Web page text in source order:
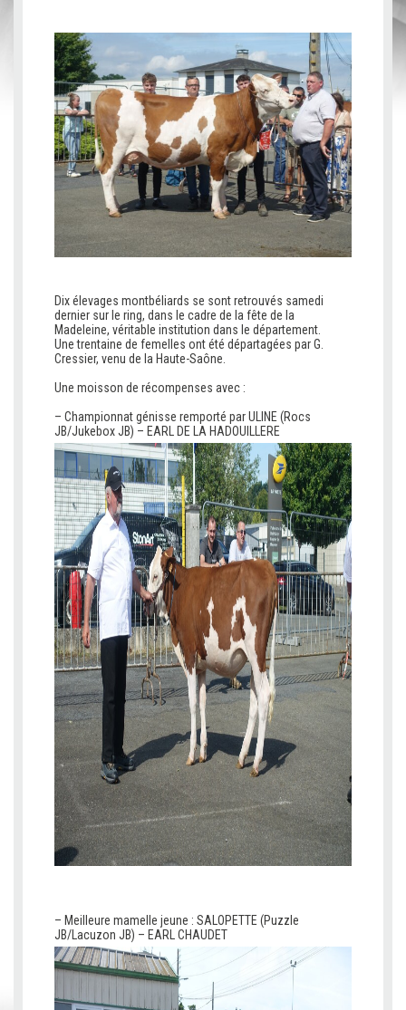
Dix élevages montbéliards se sont retrouvés samedi
dernier sur le ring, dans le cadre de la fête de la
Madeleine, véritable institution dans le département.
Une trentaine de femelles ont été départagées par G.
Cressier, venu de la Haute-Saône.
Une moisson de récompenses avec :
– Championnat génisse remporté par ULINE (Rocs
JB/Jukebox JB) – EARL DE LA HADOUILLERE
– Meilleure mamelle jeune : SALOPETTE (Puzzle
JB/Lacuzon JB) – EARL CHAUDET